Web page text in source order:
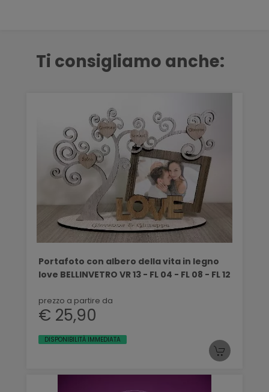
Ti consigliamo anche:
Portafoto con albero della vita in legno
love BELLINVETRO VR 13 - FL 04 - FL 08 - FL 12
prezzo a partire da
€ 25,90
DISPONIBILITÀ IMMEDIATA